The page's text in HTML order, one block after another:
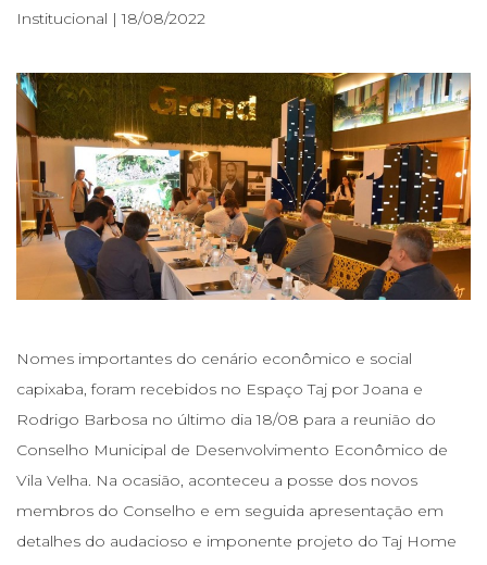
Institucional | 18/08/2022
Nomes importantes do cenário econômico e social
capixaba, foram recebidos no Espaço Taj por Joana e
Rodrigo Barbosa no último dia 18/08 para a reunião do
Conselho Municipal de Desenvolvimento Econômico de
Vila Velha. Na ocasião, aconteceu a posse dos novos
membros do Conselho e em seguida apresentação em
detalhes do audacioso e imponente projeto do Taj Home